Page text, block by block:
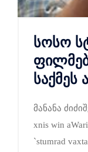
სოსო
საქმეს
მანანა
xnis win
`stumrad